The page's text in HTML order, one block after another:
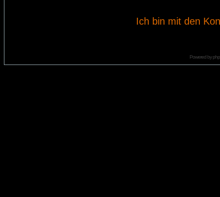
Ich bin mit den
Powered by